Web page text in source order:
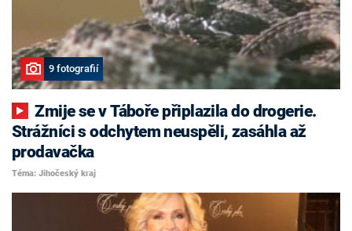
9 fotografií
Zmije se v Táboře připlazila do drogerie.
Strážníci s odchytem neuspěli, zasáhla až
prodavačka
Téma: Jihočeský kraj